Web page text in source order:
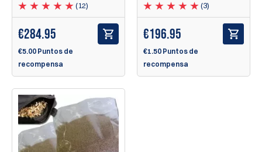
(12)
€284.95
€5.00 Puntos de
recompensa
(3)
€196.95
€1.50 Puntos de
recompensa